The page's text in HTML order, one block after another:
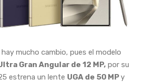
mucho cambio, pues el modelo
Gran Angular de 12 MP, por su
estrena un lente UGA de 50 MPy